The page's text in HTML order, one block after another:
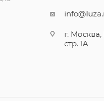
г.
стр. 1А